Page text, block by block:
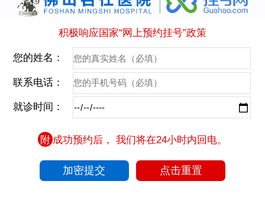
积极响应国家“网上预约挂号”政策
您的姓名：
联系电话：
就诊时间：
附 成功预约后， 我们将在24小时内回电。